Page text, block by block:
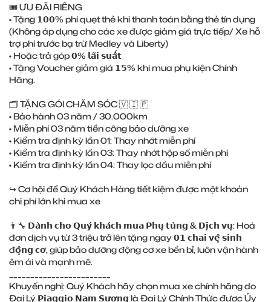
🎟️ ƯU ĐÃI RIÊNG
• Tặng 𝟭𝟬𝟬% phí quẹt thẻ khi thanh toán bằng thẻ tín dụng
(Không áp dụng cho các xe được giảm giá trực tiếp/ Xe hỗ
trợ phí trước bạ trừ Medley và Liberty)
• Hoặc trả góp 𝟬% 𝗹𝗮̃𝗶 𝘀𝘂𝗮̂́𝘁
• Tặng Voucher giảm giá 𝟭𝟱% khi mua phụ kiện Chính
Hãng.
🗂 TẶNG GÓI CHĂM SÓC 🇻 🇮 🇵
• Bảo hành 03 năm / 30.000km
• Miễn phí 03 năm tiền công bảo dưỡng xe
• Kiểm tra định kỳ lần 01: Thay nhớt miễn phí
• Kiểm tra định kỳ lần 03: Thay nhớt hộp số miễn phí
• Kiểm tra định kỳ lần 04: Thay lọc dầu miễn phí
↪️ Cơ hội để Quý Khách Hàng tiết kiệm được một khoản
chi phí lớn khi mua xe
👨‍🔧 𝗗𝗮̀𝗻𝗵 𝗰𝗵𝗼 𝗤𝘂𝘆́ 𝗸𝗵𝗮́𝗰𝗵 𝗺𝘂𝗮 𝗣𝗵𝘂̣ 𝘁𝘂̀𝗻𝗴 & 𝗗𝗶̣𝗰𝗵 𝘃𝘂̣: Hoá
đơn dịch vụ từ 3 triệu trở lên tặng ngay 𝟬𝟭 𝗰𝗵𝗮𝗶 𝘃𝗲̣̂ 𝘀𝗶𝗻𝗵
đ𝗼̣̂𝗻𝗴 𝗰𝗼̛, giúp bảo dưỡng động cơ xe bền bỉ, luôn vận hành
êm ái và mạnh mẽ.
Khuyến nghị: Quý Khách hãy chọn mua xe chính hãng do
Đại Lý 𝗣𝗶𝗮𝗴𝗴𝗶𝗼 𝗡𝗮𝗺 𝗦𝘂̛𝗼̛𝗻𝗴 là Đại Lý Chính Thức được Ủy